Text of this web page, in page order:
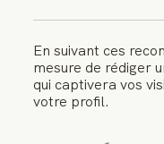
En suivant ces
mesure de rédiger
qui captivera vos
votre profil.